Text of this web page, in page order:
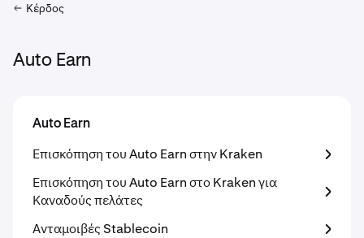
Κέρδος
Auto Earn
Auto Earn
Επισκόπηση του Auto Earn στην Kraken
Επισκόπηση του Auto Earn στο Kraken για
Καναδούς πελάτες
Ανταμοιβές Stablecoin